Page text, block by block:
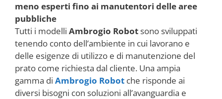
meno esperti fino ai manutentori delle aree
pubbliche
Tutti i modelli Ambrogio Robot sono sviluppati
tenendo conto dell’ambiente in cui lavorano e
delle esigenze di utilizzo e di manutenzione del
prato come richiesta dal cliente. Una ampia
gamma di Ambrogio Robot che risponde ai
diversi bisogni con soluzioni all’avanguardia e